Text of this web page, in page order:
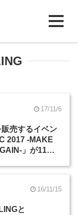
17/11/6
売するイベン
2017 -MAKE
」が11月7
16/11/15
と